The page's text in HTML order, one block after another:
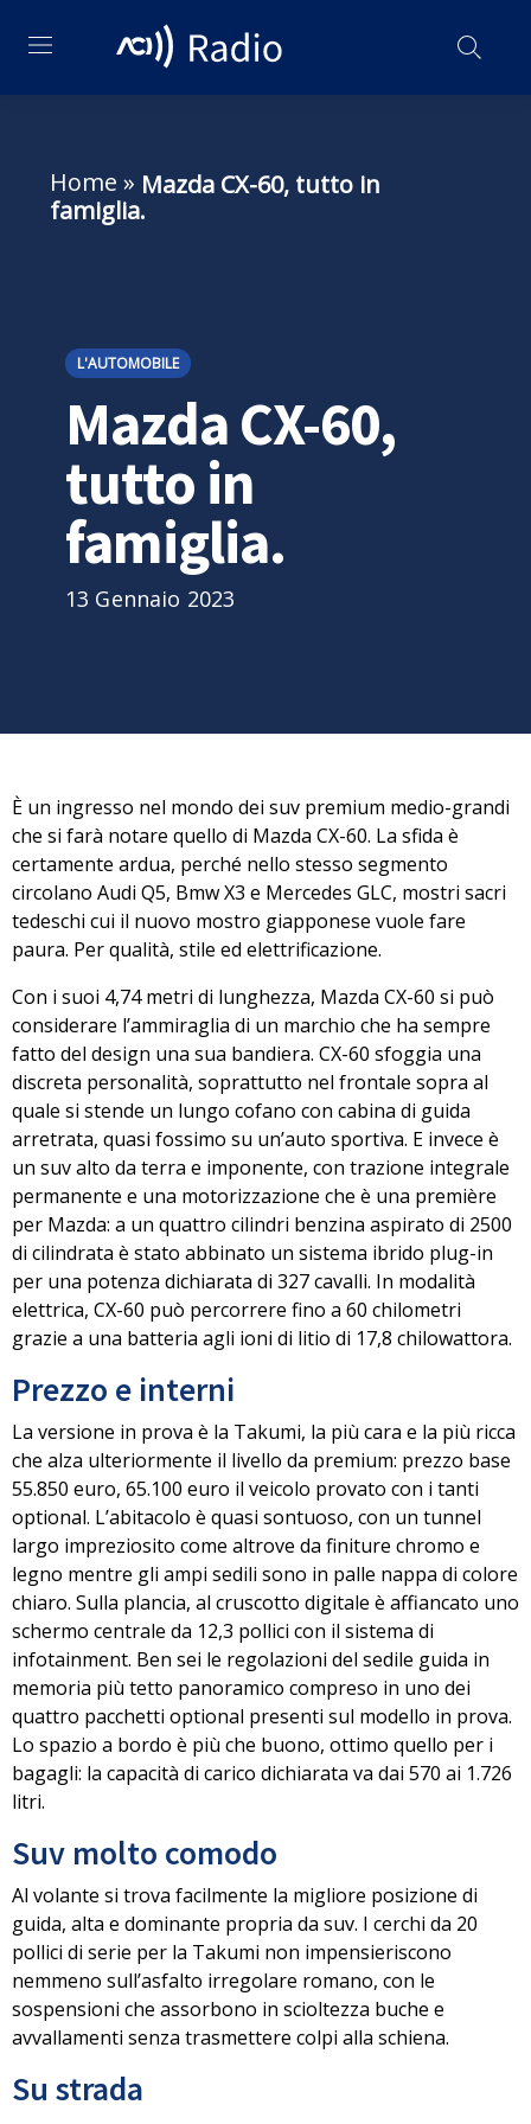
Home » Mazda CX-60, tutto in
famiglia.
L'AUTOMOBILE
Mazda CX-60,
tutto in
famiglia.
13 Gennaio 2023
È un ingresso nel mondo dei suv premium medio-grandi
che si farà notare quello di Mazda CX-60. La sfida è
certamente ardua, perché nello stesso segmento
circolano Audi Q5, Bmw X3 e Mercedes GLC, mostri sacri
tedeschi cui il nuovo mostro giapponese vuole fare
paura. Per qualità, stile ed elettrificazione.
Con i suoi 4,74 metri di lunghezza, Mazda CX-60 si può
considerare l’ammiraglia di un marchio che ha sempre
fatto del design una sua bandiera. CX-60 sfoggia una
discreta personalità, soprattutto nel frontale sopra al
quale si stende un lungo cofano con cabina di guida
arretrata, quasi fossimo su un’auto sportiva. E invece è
un suv alto da terra e imponente, con trazione integrale
permanente e una motorizzazione che è una première
per Mazda: a un quattro cilindri benzina aspirato di 2500
di cilindrata è stato abbinato un sistema ibrido plug-in
per una potenza dichiarata di 327 cavalli. In modalità
elettrica, CX-60 può percorrere fino a 60 chilometri
grazie a una batteria agli ioni di litio di 17,8 chilowattora.
Prezzo e interni
La versione in prova è la Takumi, la più cara e la più ricca
che alza ulteriormente il livello da premium: prezzo base
55.850 euro, 65.100 euro il veicolo provato con i tanti
optional. L’abitacolo è quasi sontuoso, con un tunnel
largo impreziosito come altrove da finiture chromo e
legno mentre gli ampi sedili sono in palle nappa di colore
chiaro. Sulla plancia, al cruscotto digitale è affiancato uno
schermo centrale da 12,3 pollici con il sistema di
infotainment. Ben sei le regolazioni del sedile guida in
memoria più tetto panoramico compreso in uno dei
quattro pacchetti optional presenti sul modello in prova.
Lo spazio a bordo è più che buono, ottimo quello per i
bagagli: la capacità di carico dichiarata va dai 570 ai 1.726
litri.
Suv molto comodo
Al volante si trova facilmente la migliore posizione di
guida, alta e dominante propria da suv. I cerchi da 20
pollici di serie per la Takumi non impensieriscono
nemmeno sull’asfalto irregolare romano, con le
sospensioni che assorbono in scioltezza buche e
avvallamenti senza trasmettere colpi alla schiena.
Su strada